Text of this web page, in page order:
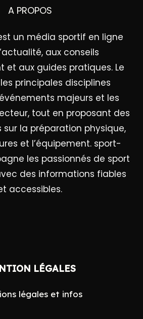
A PROPOS
un média sportif en ligne
aux conseils
et aux guides pratiques. Le
principales disciplines
majeurs et les
tout en proposant des
la préparation physique,
et l’équipement. sport-
les passionnés de sport
des informations fiables
accessibles.
LÉGALES
légales et infos